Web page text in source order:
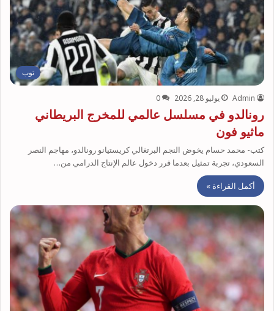
توب
Admin يوليو 28, 2026 0
رونالدو في مسلسل عالمي للمخرج البريطاني
ماثيو فون
كتب- محمد حسام يخوض النجم البرتغالي كريستيانو رونالدو، مهاجم النصر
السعودي، تجربة تمثيل بعدما قرر دخول عالم الإنتاج الدرامي من…
أكمل القراءة »